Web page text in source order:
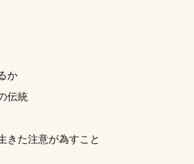
か
伝統
た注意が為すこと